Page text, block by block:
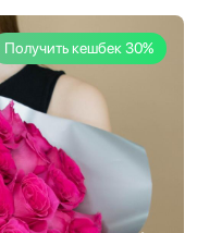
Получить кешбек 30%